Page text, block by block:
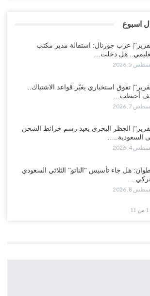
اسبوع
عرب جورنال: استقالة مدير مكتب
هل دخلت…
5, 2026
تفوق استخباري يغيّر قواعد الاشتباك..
أحبطت…
7, 2026
الحظر البحري يعيد رسم خرائط الشحن
السعودية..…
4, 2026
هل جاء تأسيس “الناتو” الثلاثي السعودي
8, 2026
1 من 11